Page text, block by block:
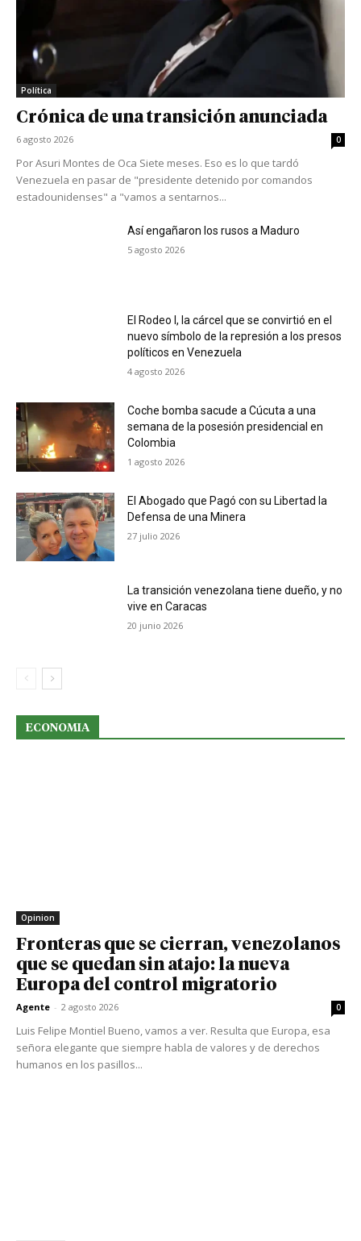
Política
Crónica de una transición anunciada
6 agosto 2026 0
Por Asuri Montes de Oca Siete meses. Eso es lo que tardó
Venezuela en pasar de "presidente detenido por comandos
estadounidenses" a "vamos a sentarnos...
Así engañaron los rusos a Maduro
5 agosto 2026
El Rodeo I, la cárcel que se convirtió en el
nuevo símbolo de la represión a los presos
políticos en Venezuela
4 agosto 2026
Coche bomba sacude a Cúcuta a una
semana de la posesión presidencial en
Colombia
1 agosto 2026
El Abogado que Pagó con su Libertad la
Defensa de una Minera
27 julio 2026
La transición venezolana tiene dueño, y no
vive en Caracas
20 junio 2026
ECONOMIA
Opinion
Fronteras que se cierran, venezolanos
que se quedan sin atajo: la nueva
Europa del control migratorio
Agente - 2 agosto 2026 0
Luis Felipe Montiel Bueno, vamos a ver. Resulta que Europa, esa
señora elegante que siempre habla de valores y de derechos
humanos en los pasillos...